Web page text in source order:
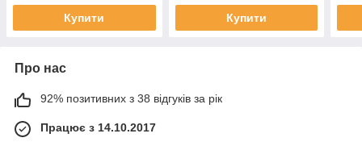
Купити Купити
Про нас
92% позитивних з 38 відгуків за рік
Працює з 14.10.2017